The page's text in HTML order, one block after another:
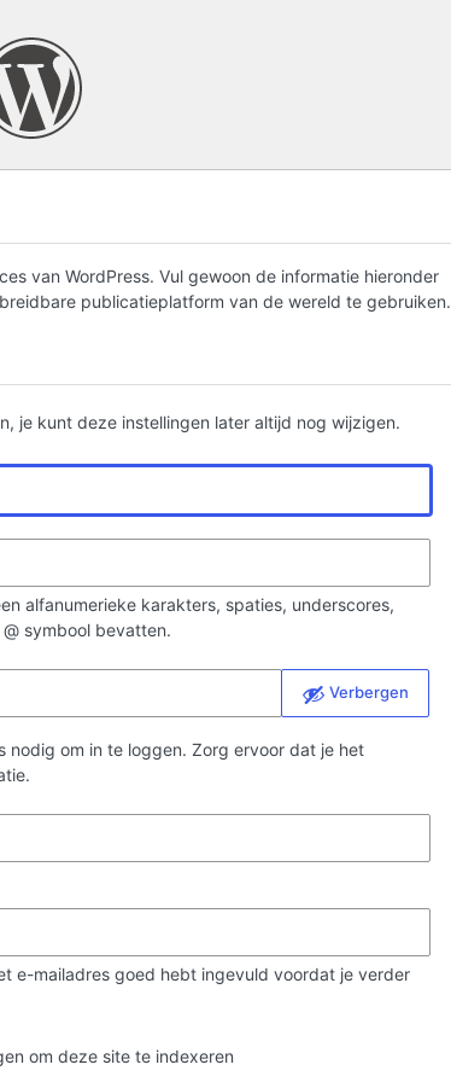
van WordPress. Vul gewoon de informatie hieronder
publicatieplatform van de wereld te gebruiken.
je kunt deze instellingen later altijd nog wijzigen.
alfanumerieke karakters, spaties, underscores,
symbool bevatten.
Verbergen
nodig om in te loggen. Zorg ervoor dat je het
e-mailadres goed hebt ingevuld voordat je verder
om deze site te indexeren